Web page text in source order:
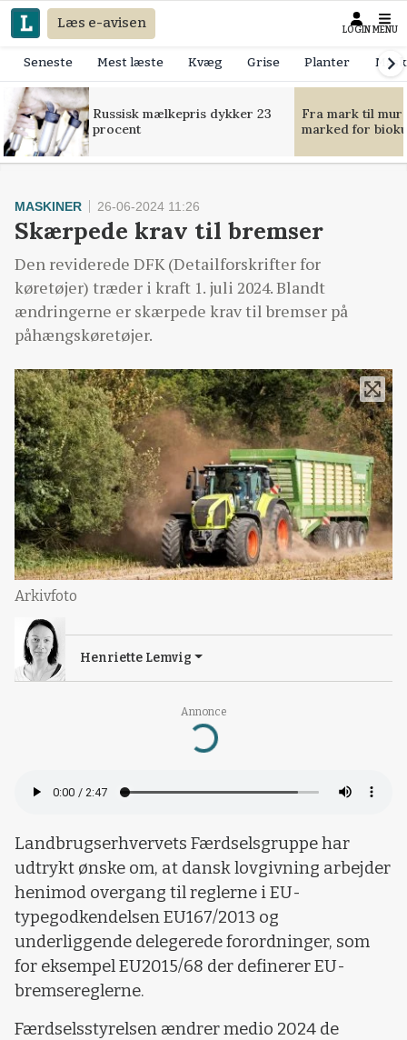
Læs e-avisen LOGIN MENU
Seneste Mest læste Kvæg Grise Planter
Russisk mælkepris dykker 23
procent
Fra mark til
marked for
Annonce
Loading...
MASKINER 26-06-2024 11:26
Skærpede krav til bremser
Den reviderede DFK (Detailforskrifter for
køretøjer) træder i kraft 1. juli 2024. Blandt
ændringerne er skærpede krav til bremser på
påhængskøretøjer.
Arkivfoto
Henriette Lemvig
Landbrugserhvervets Færdselsgruppe har
udtrykt ønske om, at dansk lovgivning arbejder
henimod overgang til reglerne i EU-
typegodkendelsen EU167/2013 og
underliggende delegerede forordninger, som
for eksempel EU2015/68 der definerer EU-
bremsereglerne.
Færdselsstyrelsen ændrer medio 2024 de